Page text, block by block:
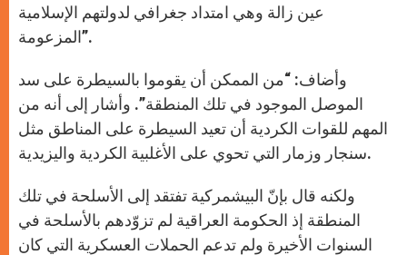
عين زالة وهي امتداد جغرافي لدولتهم الإسلامية
المزعومة”.
وأضاف: “من الممكن أن يقوموا بالسيطرة على سد
الموصل الموجود في تلك المنطقة”. وأشار إلى أنه من
المهم للقوات الكردية أن تعيد السيطرة على المناطق مثل
سنجار وزمار التي تحوي على الأغلبية الكردية واليزيدية.
ولكنه قال بإنّ البيشمركية تفتقد إلى الأسلحة في تلك
المنطقة إذ الحكومة العراقية لم تزوّدهم بالأسلحة في
السنوات الأخيرة ولم تدعم الحملات العسكرية التي كان